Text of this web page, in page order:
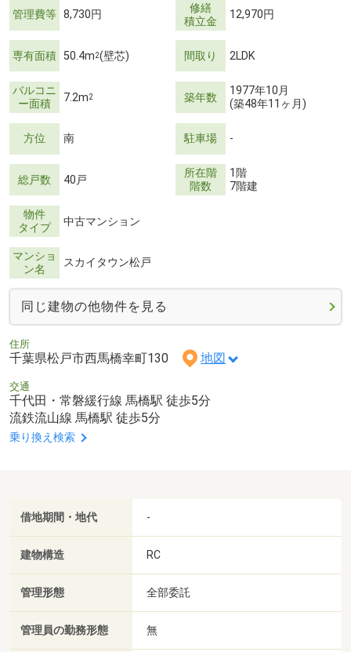
管理費等 8,730円
修繕
積立金
12,970円
専有面積 50.4m2(壁芯) 間取り 2LDK
バルコニ
ー面積
7.2m2 築年数
1977年10月
(築48年11ヶ月)
方位 南 駐車場 -
総戸数 40戸
所在階
階数
1階
7階建
物件
タイプ
中古マンション
マンショ
ン名
スカイタウン松戸
同じ建物の他物件を見る
住所
千葉県松戸市西馬橋幸町130 地図
交通
千代田・常磐緩行線 馬橋駅 徒歩5分
流鉄流山線 馬橋駅 徒歩5分
乗り換え検索
借地期間・地代 -
建物構造 RC
管理形態 全部委託
管理員の勤務形態 無